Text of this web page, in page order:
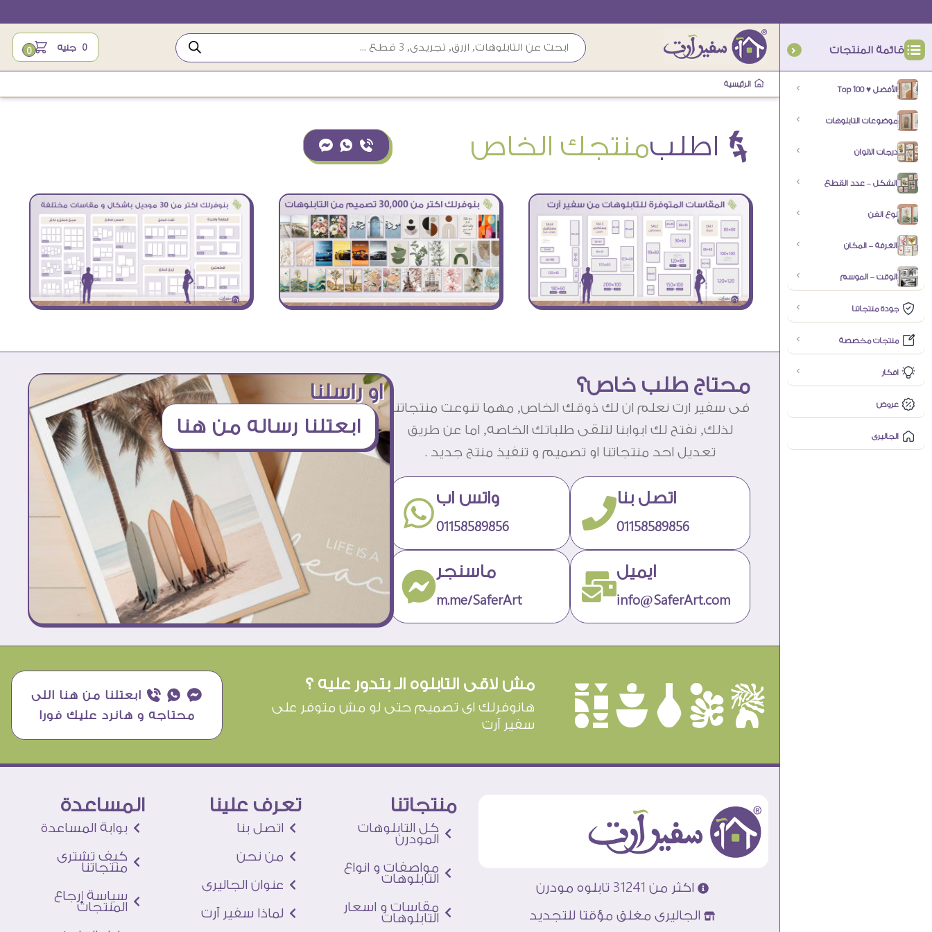
قائمة المنتجات
الأفضل ♥ Top 100
موضوعات التابلوهات
درجات الالوان
الشكل – عدد القطع
نوع الفن
الغرفة – المكان
الوقت – الموسم
جودة منتجاتنا
منتجات مخصصة
افكار
عروض
الجاليرى
0 جنيه 0
الرئيسية
Ä اطلب منتجك الخاص ƒ ₧ ¥
محتاج طلب خاص؟
فى سفير ارت نعلم ان لك ذوقك الخاص, مهما تنوعت منتجاتنا
لذلك, نفتح لك ابوابنا لتلقى طلباتك الخاصه, اما عن طريق
تعديل احد منتجاتنا او تصميم و تنفيذ منتج جديد .
اتصل بنا
01158589856
واتس اب
01158589856
ايميل
info@SaferArt.com
ماسنجر
m.me/SaferArt
او راسلنا
ابعتلنا رساله من هنا
èûôçê مش لاقى التابلوه الـ بتدور عليه ؟
هانوفرلك اى تصميم حتى لو مش متوفر على
سفير آرت
¥ ₧ ƒ ابعتلنا من هنا اللى
محتاجه و هانرد عليك فورا
اكثر من 31241 تابلوه مودرن
الجاليرى مغلق مؤقتا للتجديد
منتجاتنا
كل التابلوهات
المودرن
مواصفات و انواع
التابلوهات
مقاسات و اسعار
التابلوهات
تعرف علينا
اتصل بنا
من نحن
عنوان الجاليرى
لماذا سفير آرت
المساعدة
بوابة المساعدة
كيف تشترى
منتجاتنا
سياسة إرجاع
المنتجات